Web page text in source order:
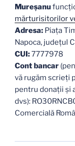
Mureşanu
mărturisitorilor
Adresa: Piaţa
Napoca, judeţul
CUI:7777978
Cont bancar
vă rugăm scrieți
pentru donații și
dvs):
Comercială